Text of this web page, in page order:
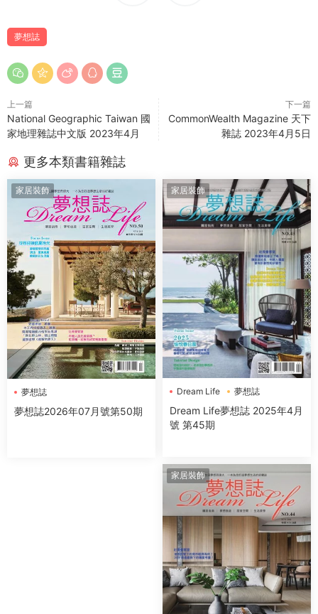
夢想誌
上一篇
National Geographic Taiwan 國
家地理雜誌中文版 2023年4月
下一篇
CommonWealth Magazine 天下
雜誌 2023年4月5日
更多本類書籍雜誌
家居裝飾
夢想誌
夢想誌2026年07月號第50期
家居裝飾
Dream Life 夢想誌
Dream Life夢想誌 2025年4月
號 第45期
家居裝飾